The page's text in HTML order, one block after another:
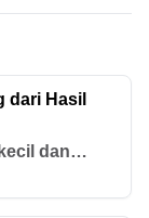
dari Hasil
dan
sesuai